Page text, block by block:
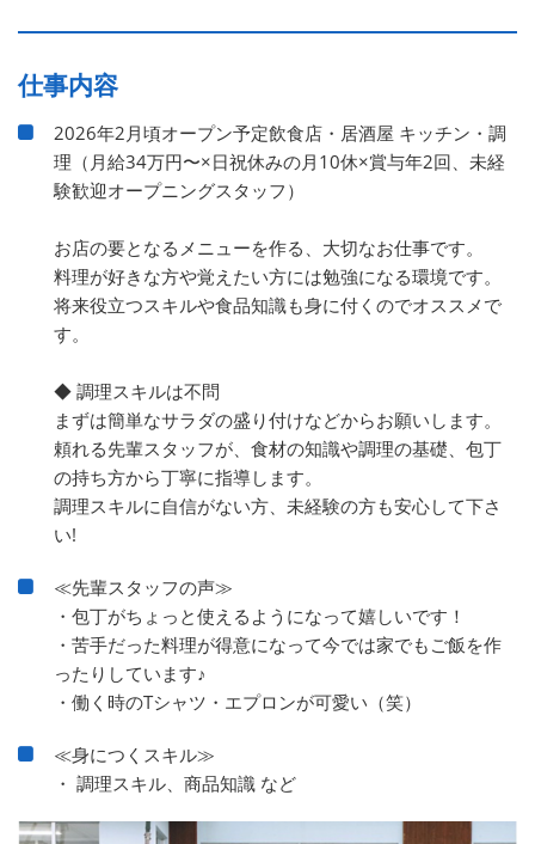
仕事内容
2026年2月頃オープン予定飲食店・居酒屋 キッチン・調
理（月給34万円〜×日祝休みの月10休×賞与年2回、未経
験歓迎オープニングスタッフ）
お店の要となるメニューを作る、大切なお仕事です。
料理が好きな方や覚えたい方には勉強になる環境です。
将来役立つスキルや食品知識も身に付くのでオススメで
す。
◆ 調理スキルは不問
まずは簡単なサラダの盛り付けなどからお願いします。
頼れる先輩スタッフが、食材の知識や調理の基礎、包丁
の持ち方から丁寧に指導します。
調理スキルに自信がない方、未経験の方も安心して下さ
い!
≪先輩スタッフの声≫
・包丁がちょっと使えるようになって嬉しいです！
・苦手だった料理が得意になって今では家でもご飯を作
ったりしています♪
・働く時のTシャツ・エプロンが可愛い（笑）
≪身につくスキル≫
・ 調理スキル、商品知識 など